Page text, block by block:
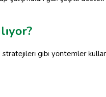
gibi yöntemler